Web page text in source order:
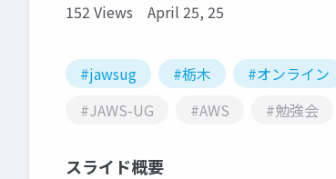
152 Views April 25, 25
#jawsug #栃木 #オンライン
#JAWS-UG
#AWS #勉強会
スライド概要